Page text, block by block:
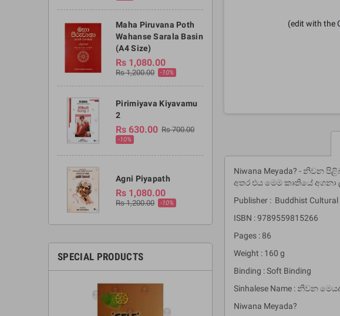
Maha Piruvana Poth
Wahanse Sarala Basin
(A4 Size)
Rs 1,080.00
Rs 1,200.00 -10%
Pirimiyava Kiyavamu
2
Rs 630.00 Rs 700.00
-10%
Agni Piyapath
Rs 1,080.00
Rs 1,200.00 -10%
SPECIAL PRODUCTS
(edit with the
Niwana Meyada? - නිවන
අතර එය මෙම කෘතියේ
Publisher : Buddhist Cultural
ISBN : 9789559815266
Pages : 86
Weight : 160 g
Binding : Soft Binding
Sinhalese Name : නිවන
Niwana Meyada?